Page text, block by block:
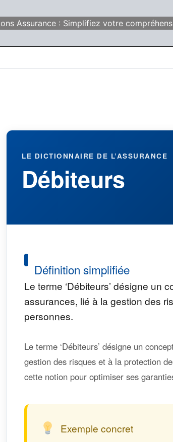
Assurance : Simplifiez votre
LE DICTIONNAIRE DE L’ASSURANCE
Débiteurs
Définition simplifiée
Le terme ‘Débiteurs’ désigne un
assurances, lié à la gestion des
personnes.
Le terme ‘Débiteurs’ désigne un
gestion des risques et à la protection
cette notion pour optimiser ses
Exemple concret